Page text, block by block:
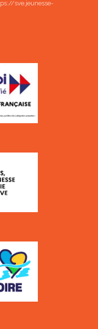
sve.jeunesse-